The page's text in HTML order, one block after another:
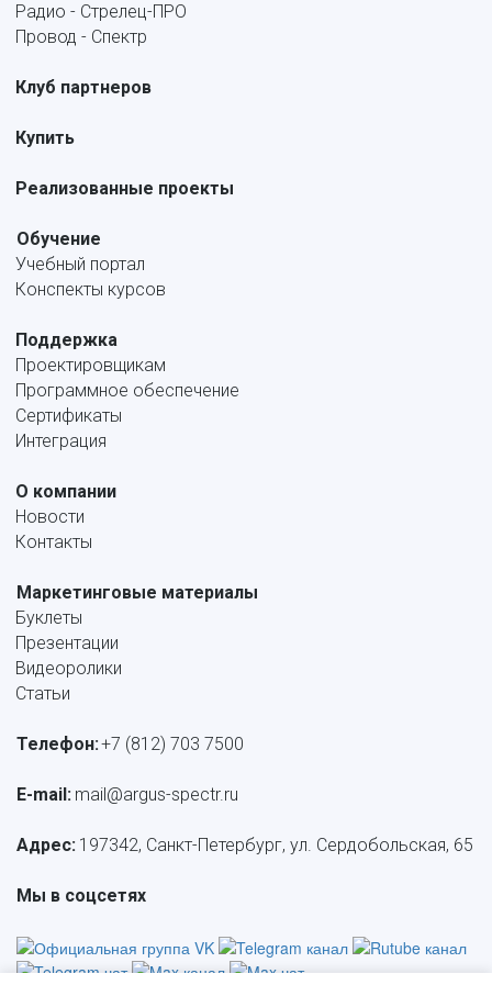
Радио - Стрелец-ПРО
Провод - Спектр
Клуб партнеров
Купить
Реализованные проекты
Обучение
Учебный портал
Конспекты курсов
Поддержка
Проектировщикам
Программное обеспечение
Сертификаты
Интеграция
О компании
Новости
Контакты
Маркетинговые материалы
Буклеты
Презентации
Видеоролики
Статьи
Телефон:+7 (812) 703 7500
E-mail: mail@argus-spectr.ru
Адрес: 197342, Санкт-Петербург, ул. Сердобольская, 65
Мы в соцсетях